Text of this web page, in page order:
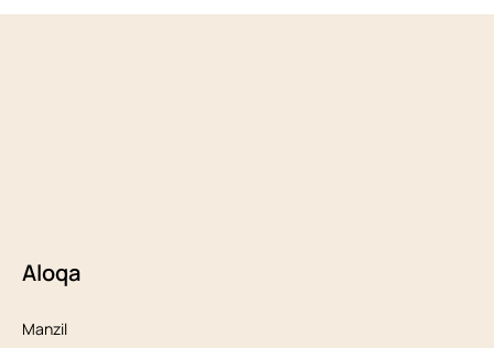
Aloqa
Manzil